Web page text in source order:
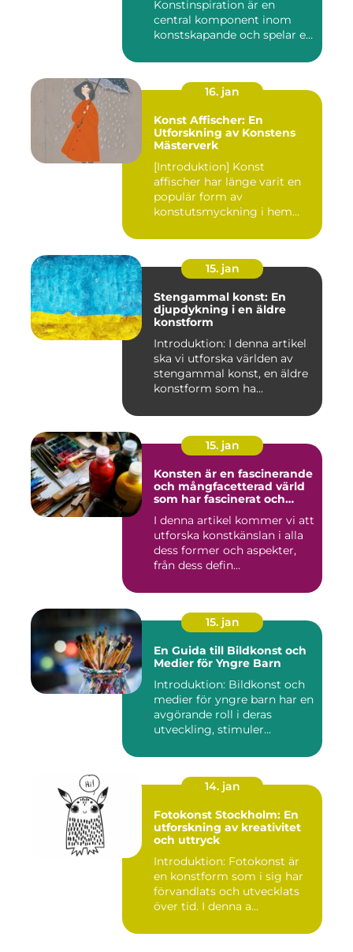
Konstinspiration är en
central komponent inom
konstskapande och spelar en
16. jan
Konst Affischer: En
Utforskning av Konstens
Mästerverk
[Introduktion] Konst
affischer har länge varit en
populär form av
konstutsmyckning i hem
15. jan
Stengammal konst: En
djupdykning i en äldre
konstform
Introduktion: I denna artikel
ska vi utforska världen av
stengammal konst, en äldre
konstform som ha...
15. jan
Konsten är en fascinerande
och mångfacetterad värld
som har fascinerat och
århundraden
I denna artikel kommer vi att
utforska konstkänslan i alla
dess former och aspekter,
från dess defin...
15. jan
En Guida till Bildkonst och
Medier för Yngre Barn
Introduktion: Bildkonst och
medier för yngre barn har en
avgörande roll i deras
utveckling, stimuler...
14. jan
Fotokonst Stockholm: En
utforskning av kreativitet
och uttryck
Introduktion: Fotokonst är
en konstform som i sig har
förvandlats och utvecklats
över tid. I denna a...